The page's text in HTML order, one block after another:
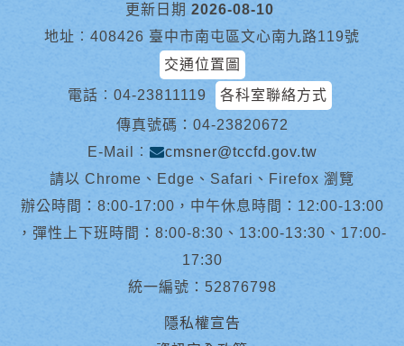
更新日期 2026-08-10
地址︰408426 臺中市南屯區文心南九路119號
交通位置圖
電話︰ 04-23811119
各科室聯絡方式
傳真號碼：04-23820672
E-Mail︰
cmsner@tccfd.gov.tw
請以 Chrome、Edge、Safari、Firefox 瀏覽
辦公時間：8:00-17:00，中午休息時間：12:00-13:00
，彈性上下班時間：8:00-8:30、13:00-13:30、17:00-
17:30
統一編號：52876798
隱私權宣告